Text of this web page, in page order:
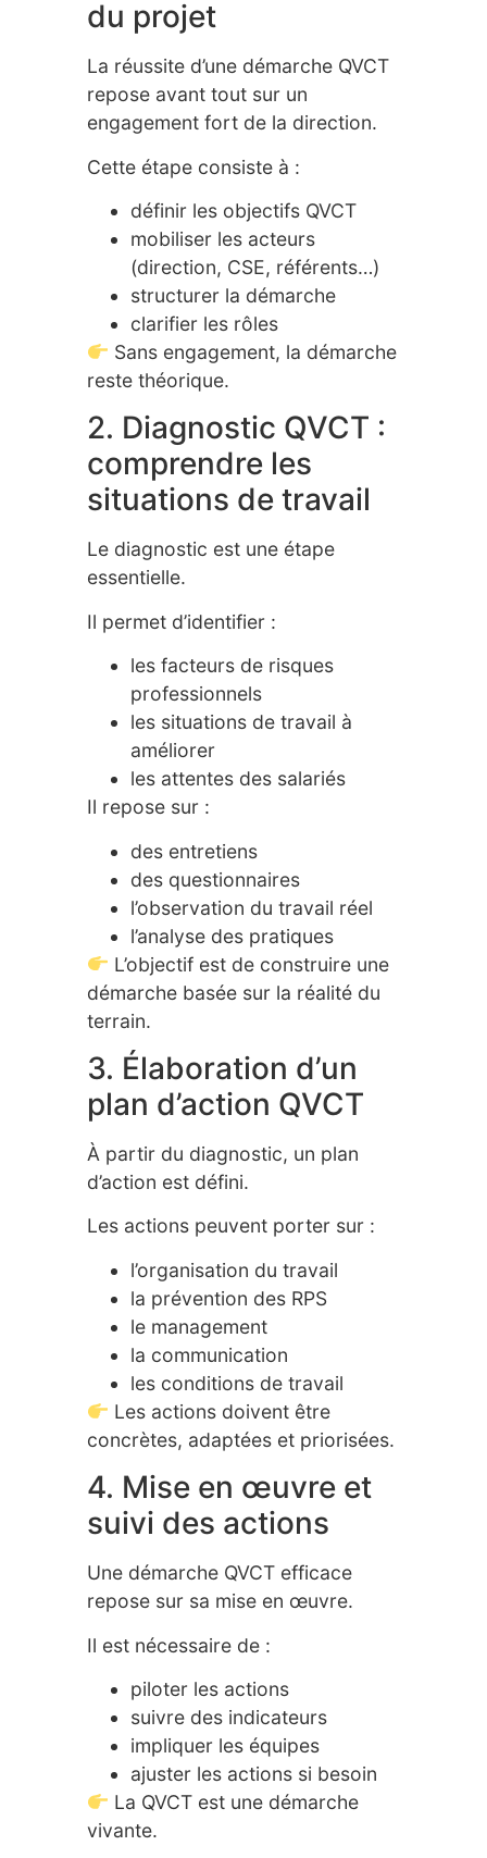
du projet
La réussite d’une démarche QVCT
repose avant tout sur un
engagement fort de la direction.
Cette étape consiste à :
définir les objectifs QVCT
mobiliser les acteurs
(direction, CSE, référents…)
structurer la démarche
clarifier les rôles
Sans engagement, la démarche
reste théorique.
2. Diagnostic QVCT :
comprendre les
situations de travail
Le diagnostic est une étape
essentielle.
Il permet d’identifier :
les facteurs de risques
professionnels
les situations de travail à
améliorer
les attentes des salariés
Il repose sur :
des entretiens
des questionnaires
l’observation du travail réel
l’analyse des pratiques
L’objectif est de construire une
démarche basée sur la réalité du
terrain.
3. Élaboration d’un
plan d’action QVCT
À partir du diagnostic, un plan
d’action est défini.
Les actions peuvent porter sur :
l’organisation du travail
la prévention des RPS
le management
la communication
les conditions de travail
Les actions doivent être
concrètes, adaptées et priorisées.
4. Mise en œuvre et
suivi des actions
Une démarche QVCT efficace
repose sur sa mise en œuvre.
Il est nécessaire de :
piloter les actions
suivre des indicateurs
impliquer les équipes
ajuster les actions si besoin
La QVCT est une démarche
vivante.